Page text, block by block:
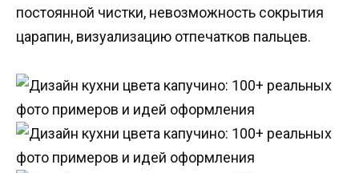
постоянной чистки, невозможность сокрытия
царапин, визуализацию отпечатков пальцев.